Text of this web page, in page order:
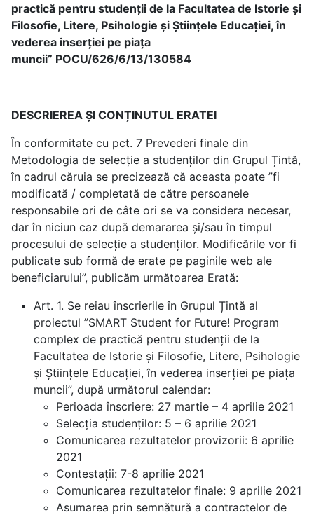
practică pentru studenții de la Facultatea de Istorie și
Filosofie, Litere, Psihologie și Științele Educației, în
vederea inserției pe piața
muncii” POCU/626/6/13/130584
DESCRIEREA ȘI CONȚINUTUL ERATEI
În conformitate cu pct. 7 Prevederi finale din
Metodologia de selecție a studenților din Grupul Țintă,
în cadrul căruia se precizează că aceasta poate ”fi
modificată / completată de către persoanele
responsabile ori de câte ori se va considera necesar,
dar în niciun caz după demararea și/sau în timpul
procesului de selecție a studenților. Modificările vor fi
publicate sub formă de erate pe paginile web ale
beneficiarului”, publicăm următoarea Erată:
Art. 1. Se reiau înscrierile în Grupul Țintă al
proiectul ”SMART Student for Future! Program
complex de practică pentru studenții de la
Facultatea de Istorie și Filosofie, Litere, Psihologie
și Științele Educației, în vederea inserției pe piața
muncii”, după următorul calendar:
Perioada înscriere: 27 martie – 4 aprilie 2021
Selecția studenților: 5 – 6 aprilie 2021
Comunicarea rezultatelor provizorii: 6 aprilie
2021
Contestații: 7-8 aprilie 2021
Comunicarea rezultatelor finale: 9 aprilie 2021
Asumarea prin semnătură a contractelor de